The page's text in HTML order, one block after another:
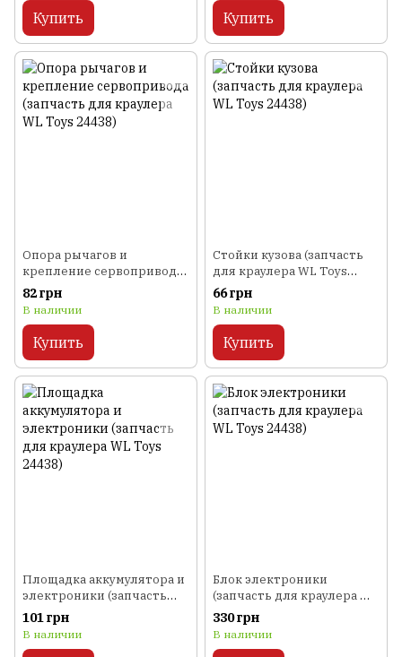
Купить Купить
Опора рычагов и
крепление сервопривода
(запчасть для краулера WL
Toys 24438)
82 грн
В наличии
Купить
Стойки кузова (запчасть
для краулера WL Toys
24438)
66 грн
В наличии
Купить
Площадка аккумулятора и
электроники (запчасть
для краулера WL Toys
24438)
101 грн
В наличии
Блок электроники
(запчасть для краулера WL
Toys 24438)
330 грн
В наличии